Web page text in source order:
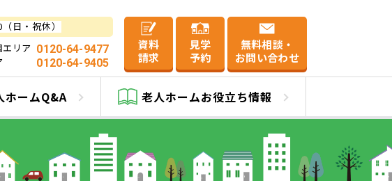
日・祝休）
エリア 0120-64-9477
0120-64-9405
資料
請求
見学
予約
無料相談・
お問い合わせ
ホームQ&A 老人ホームお役立ち情報
ホーム一覧